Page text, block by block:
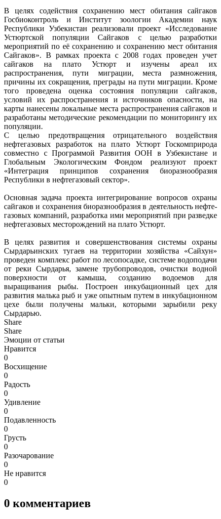
В целях содействия сохранению мест обитания сайгаков
Госбиоконтроль и Институт зоологии Академии наук
Республики Узбекистан реализовали проект «Исследование
Устюртской популяции Сайгаков с целью разработки
мероприятий по её сохранению и сохранению мест обитания
Сайгаков». В рамках проекта с 2008 годах проведен учет
сайгаков на плато Устюрт и изучены ареал их
распространения, пути миграции, места размножения,
причины их сокращения, преграды на пути миграции. Кроме
того проведена оценка состояния популяции сайгаков,
условий их распространения и источников опасности, на
карты нанесены локальные места распространения сайгаков и
разработаны методические рекомендации по мониторингу их
популяции.
С целью предотвращения отрицательного воздействия
нефтегазовых разработок на плато Устюрт Госкомприрода
совместно с Программой Развития ООН в Узбекистане и
Глобальным Экологическим Фондом реализуют проект
«Интеграция принципов сохранения биоразнообразия
Республики в нефтегазовый сектор».
Основная задача проекта интегрирование вопросов охраны
сайгаков и сохранения биоразнообразия в деятельность нефте-
газовых компаний, разработка ими мероприятий при разведке
нефтегазовых месторождений на плато Устюрт.
В целях развития и совершенствования системы охраны
Сырдарьинских тугаев на территории хозяйства «Сайхун»
проведен комплекс работ по лесопосадке, системе водоподачи
от реки Сырдарья, замене трубопроводов, очистки водной
поверхности от камыша, созданию водоемов для
выращивания рыбы. Построен инкубационный цех для
развития малька рыб и уже опытным путем в инкубационном
цехе были получены мальки, которыми зарыбили реку
Сырдарью.
Share
Share
Эмоции от статьи
Нравится
0
Восхищение
0
Радость
0
Удивление
0
Подавленность
0
Грусть
0
Разочарование
0
Не нравится
0
0 комментариев